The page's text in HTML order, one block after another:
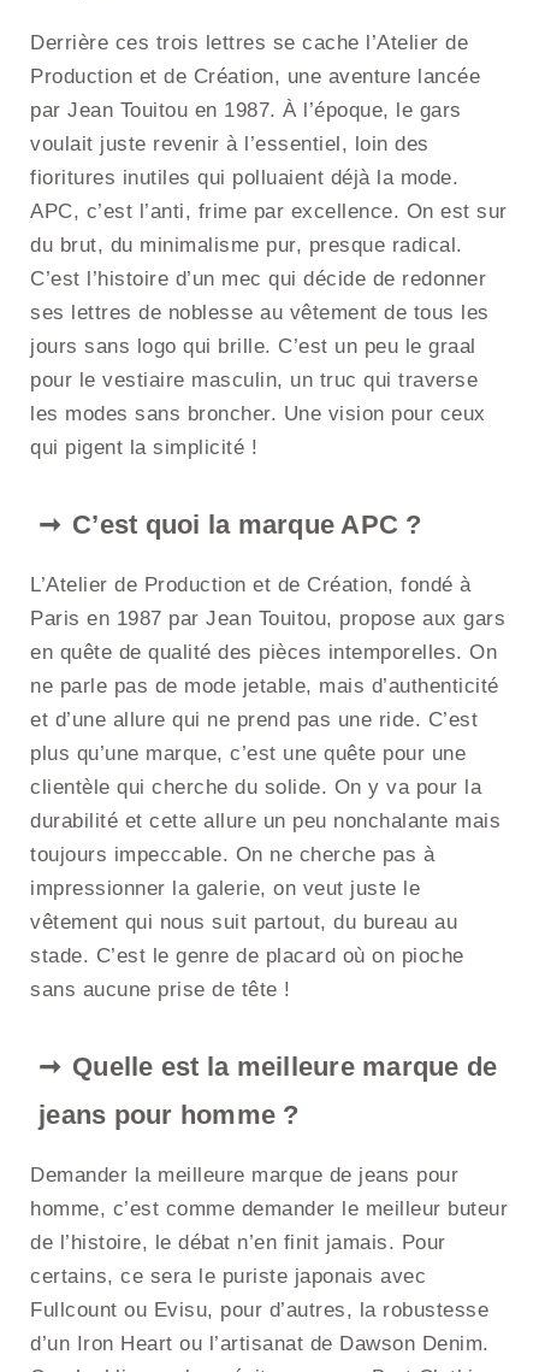
Derrière ces trois lettres se cache l’Atelier de
Production et de Création, une aventure lancée
par Jean Touitou en 1987. À l’époque, le gars
voulait juste revenir à l’essentiel, loin des
fioritures inutiles qui polluaient déjà la mode.
APC, c’est l’anti, frime par excellence. On est sur
du brut, du minimalisme pur, presque radical.
C’est l’histoire d’un mec qui décide de redonner
ses lettres de noblesse au vêtement de tous les
jours sans logo qui brille. C’est un peu le graal
pour le vestiaire masculin, un truc qui traverse
les modes sans broncher. Une vision pour ceux
qui pigent la simplicité !
C’est quoi la marque APC ?
L’Atelier de Production et de Création, fondé à
Paris en 1987 par Jean Touitou, propose aux gars
en quête de qualité des pièces intemporelles. On
ne parle pas de mode jetable, mais d’authenticité
et d’une allure qui ne prend pas une ride. C’est
plus qu’une marque, c’est une quête pour une
clientèle qui cherche du solide. On y va pour la
durabilité et cette allure un peu nonchalante mais
toujours impeccable. On ne cherche pas à
impressionner la galerie, on veut juste le
vêtement qui nous suit partout, du bureau au
stade. C’est le genre de placard où on pioche
sans aucune prise de tête !
Quelle est la meilleure marque de
jeans pour homme ?
Demander la meilleure marque de jeans pour
homme, c’est comme demander le meilleur buteur
de l’histoire, le débat n’en finit jamais. Pour
certains, ce sera le puriste japonais avec
Fullcount ou Evisu, pour d’autres, la robustesse
d’un Iron Heart ou l’artisanat de Dawson Denim.